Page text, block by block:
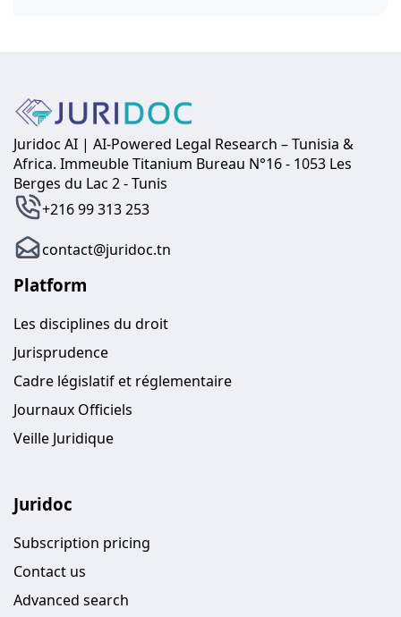
Juridoc AI | AI-Powered Legal Research – Tunisia &
Africa. Immeuble Titanium Bureau N°16 - 1053 Les
Berges du Lac 2 - Tunis
+216 99 313 253
contact@juridoc.tn
Platform
Les disciplines du droit
Jurisprudence
Cadre législatif et réglementaire
Journaux Officiels
Veille Juridique
Juridoc
Subscription pricing
Contact us
Advanced search